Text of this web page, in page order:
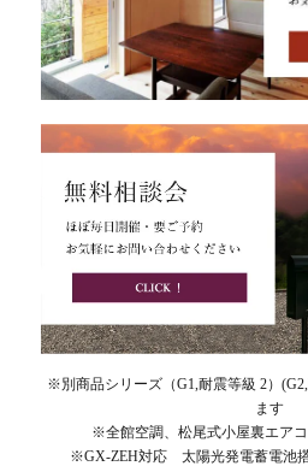
※別商品シリーズ（G1,耐震等級 2）
ます
※全館空調、松尾式小屋裏エア
※GX-ZEH対応 太陽光発電蓄電池